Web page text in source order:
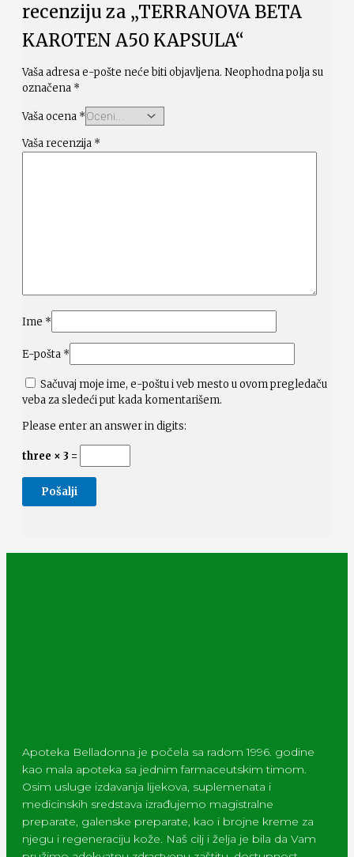
recenziju za „TERRANOVA BETA
KAROTEN A50 KAPSULA“
Vaša adresa e-pošte neće biti objavljena. Neophodna polja su
označena *
Vaša ocena *
Vaša recenzija *
Ime *
E-pošta *
Sačuvaj moje ime, e-poštu i veb mesto u ovom pregledaču
veba za sledeći put kada komentarišem.
Please enter an answer in digits:
three × 3 =
Apoteka Belladonna je počela sa radom 1996. godine
kao mala apoteka sa jednim farmaceutskim timom.
Osim usluge izdavanja lijekova, suplemenata i
medicinskih sredstava izrađujemo magistralne
preparate, galenske preparate, kao i brojne kreme za
njegu i regeneraciju kože. Naš cilj i želja je bila da Vam